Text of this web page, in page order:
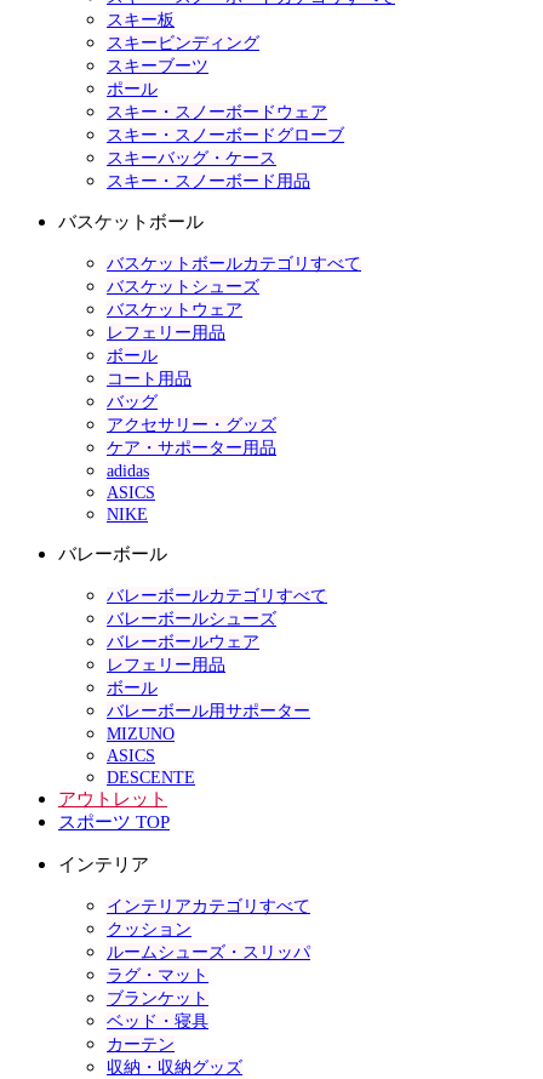
スキー板
スキービンディング
スキーブーツ
ポール
スキー・スノーボードウェア
スキー・スノーボードグローブ
スキーバッグ・ケース
スキー・スノーボード用品
バスケットボール
バスケットボールカテゴリすべて
バスケットシューズ
バスケットウェア
レフェリー用品
ボール
コート用品
バッグ
アクセサリー・グッズ
ケア・サポーター用品
adidas
ASICS
NIKE
バレーボール
バレーボールカテゴリすべて
バレーボールシューズ
バレーボールウェア
レフェリー用品
ボール
バレーボール用サポーター
MIZUNO
ASICS
DESCENTE
アウトレット
スポーツ TOP
インテリア
インテリアカテゴリすべて
クッション
ルームシューズ・スリッパ
ラグ・マット
ブランケット
ベッド・寝具
カーテン
収納・収納グッズ